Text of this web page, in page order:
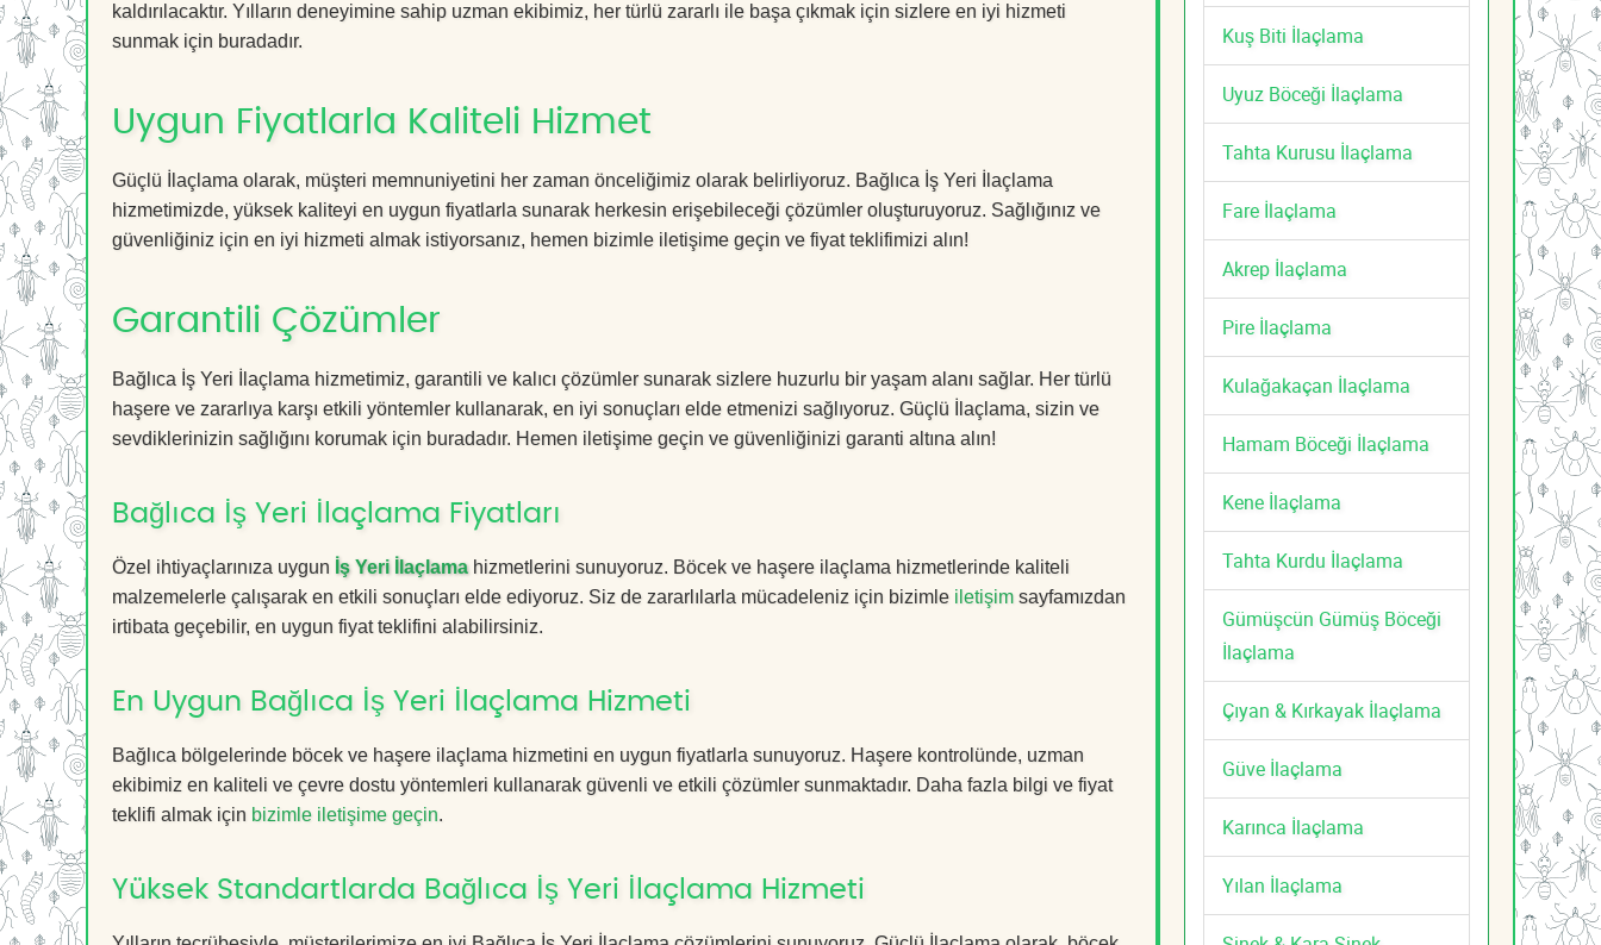
kaldırılacaktır. Yılların deneyimine sahip uzman ekibimiz, her türlü zararlı ile başa çıkmak için sizlere en iyi hizmeti
sunmak için buradadır.
Uygun Fiyatlarla Kaliteli Hizmet
Güçlü İlaçlama olarak, müşteri memnuniyetini her zaman önceliğimiz olarak belirliyoruz. Bağlıca İş Yeri İlaçlama
hizmetimizde, yüksek kaliteyi en uygun fiyatlarla sunarak herkesin erişebileceği çözümler oluşturuyoruz. Sağlığınız ve
güvenliğiniz için en iyi hizmeti almak istiyorsanız, hemen bizimle iletişime geçin ve fiyat teklifimizi alın!
Garantili Çözümler
Bağlıca İş Yeri İlaçlama hizmetimiz, garantili ve kalıcı çözümler sunarak sizlere huzurlu bir yaşam alanı sağlar. Her türlü
haşere ve zararlıya karşı etkili yöntemler kullanarak, en iyi sonuçları elde etmenizi sağlıyoruz. Güçlü İlaçlama, sizin ve
sevdiklerinizin sağlığını korumak için buradadır. Hemen iletişime geçin ve güvenliğinizi garanti altına alın!
Bağlıca İş Yeri İlaçlama Fiyatları
Özel ihtiyaçlarınıza uygun İş Yeri İlaçlamahizmetlerini sunuyoruz. Böcek ve haşere ilaçlama hizmetlerinde kaliteli
malzemelerle çalışarak en etkili sonuçları elde ediyoruz. Siz de zararlılarla mücadeleniz için bizimle iletişim sayfamızdan
irtibata geçebilir, en uygun fiyat teklifini alabilirsiniz.
En Uygun Bağlıca İş Yeri İlaçlama Hizmeti
Bağlıca bölgelerinde böcek ve haşere ilaçlama hizmetini en uygun fiyatlarla sunuyoruz. Haşere kontrolünde, uzman
ekibimiz en kaliteli ve çevre dostu yöntemleri kullanarak güvenli ve etkili çözümler sunmaktadır. Daha fazla bilgi ve fiyat
teklifi almak için bizimle iletişime geçin.
Yüksek Standartlarda Bağlıca İş Yeri İlaçlama Hizmeti
Kuş Biti İlaçlama
Uyuz Böceği İlaçlama
Tahta Kurusu İlaçlama
Fare İlaçlama
Akrep İlaçlama
Pire İlaçlama
Kulağakaçan İlaçlama
Hamam Böceği İlaçlama
Kene İlaçlama
Tahta Kurdu İlaçlama
Gümüşcün Gümüş Böceği
İlaçlama
Çıyan & Kırkayak İlaçlama
Güve İlaçlama
Karınca İlaçlama
Yılan İlaçlama